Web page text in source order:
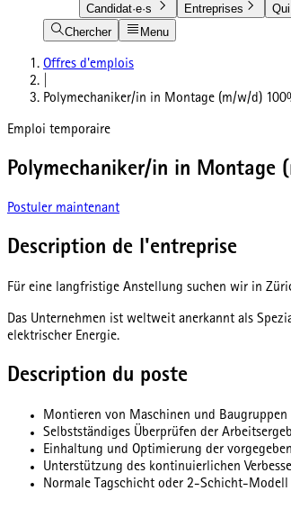
Candidat·e·s Entreprises
Chercher
Menu
Offres d'emplois
Polymechaniker/in in Montage (m/w/d)
Emploi temporaire
Polymechaniker/in in Montage
Postuler maintenant
Description de l'entreprise
Für eine langfristige Anstellung suchen wir in
Das Unternehmen ist weltweit anerkannt als
elektrischer Energie.
Description du poste
Montieren von Maschinen und Baugruppen
Selbstständiges Überprüfen der
Einhaltung und Optimierung der
Unterstützung des kontinuierlichen
Normale Tagschicht oder 2-Schicht-